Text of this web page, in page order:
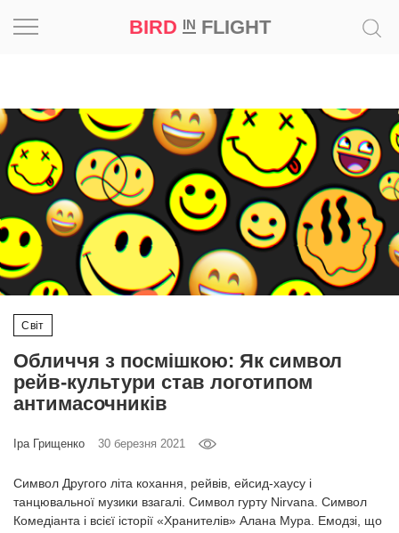
BIRD INFLIGHT
Світ
Обличчя з посмішкою: Як символ
рейв-культури став логотипом
антимасочників
Іра Грищенко 30 березня 2021
Символ Другого літа кохання, рейвів, ейсид-хаусу і
танцювальної музики взагалі. Символ гурту Nirvana. Символ
Комедіанта і всієї історії «Хранителів» Алана Мура. Емодзі, що